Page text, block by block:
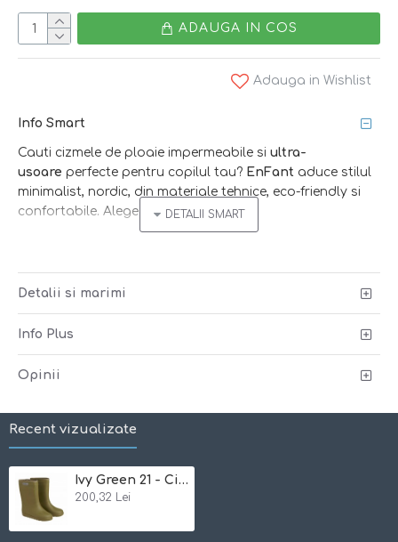
ADAUGA IN COS
Adauga in Wishlist
Info Smart
Cauti cizmele de ploaie impermeabile si ultra-
usoare perfecte pentru copilul tau? EnFant aduce stilul
minimalist, nordic, din materiale tehnice, eco-friendly si
confortabile. Alege smart!
Ce primesti
: o pereche de cizme ultra-usoare, tehnice si
comode :)
Detalii si marimi
Info Plus
Opinii
Recent vizualizate
Ivy Green 21 - Cizme ultrausoare de ploaie pentru copii - En Fant
200,32 Lei